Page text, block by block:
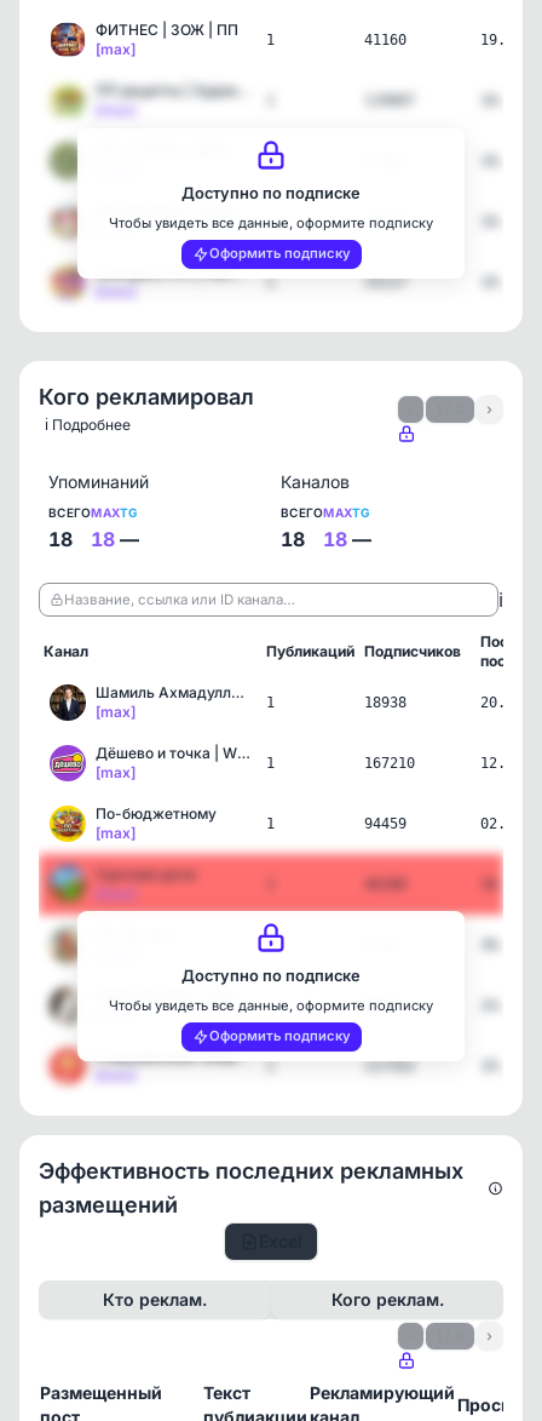
ФИТНЕС | ЗОЖ | ПП
[max]
1 41160
1
[max]
1 11615
Экспресс ПП | Полезные …
1 15117
Доступно по подписке
Чтобы увидеть все данные, оформите подписку
Оформить подписку
Кого рекламировал
ℹ️ Подробнее
›
Упоминаний
ВСЕГО
18
MAX
18
TG
—
Каналов
ВСЕГО
18
MAX
18
TG
—
Название, ссылка или ID канала… ℹ️
Канал Публикаций Подписчиков
пост
Шамиль Ахмадуллин | УМНО…
[max]
1 18938
Дёшево и точка | Wildber…
[max]
1 167210
По-бюджетному
[max]
1 94459
Удачная дача
[max]
1
[max]
1 9934
Современные лайфхаки
1 117352
Доступно по подписке
Чтобы увидеть все данные, оформите подписку
Оформить подписку
Эффективность последних рекламных
размещений
Кто реклам. Кого реклам.
›
Размещенный
пост
Текст
публиакции
Рекламирующий
канал